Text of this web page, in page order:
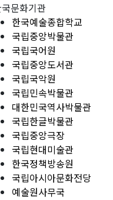
문화기관
한국예술종합학교
국립중앙박물관
국립국어원
국립중앙도서관
국립국악원
국립민속박물관
대한민국역사박물관
국립한글박물관
국립중앙극장
국립현대미술관
한국정책방송원
국립아시아문화전당
예술원사무국